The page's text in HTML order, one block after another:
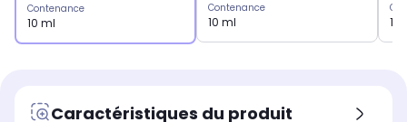
Contenance
10 ml
Contenance
10 ml 15
Caractéristiques du produit